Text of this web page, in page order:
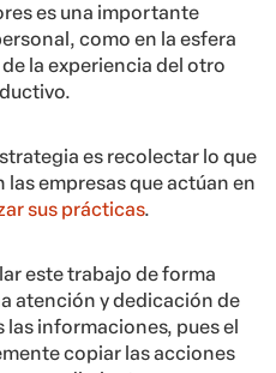
es una importante
como en la esfera
la experiencia del otro
es recolectar lo que
empresas que actúan en
sus prácticas.
este trabajo de forma
atención y dedicación de
informaciones, pues el
copiar las acciones